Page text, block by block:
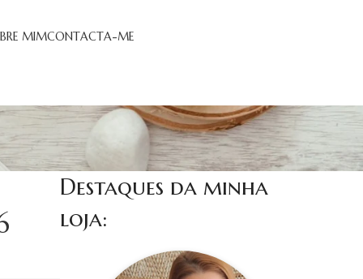
MIMCONTACTA-ME
Destaques da minha
loja: